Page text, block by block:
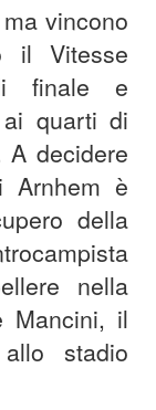
vincono
il Vitesse
finale e
quarti di
A decidere
Arnhem è
della
nella
Mancini, il
stadio